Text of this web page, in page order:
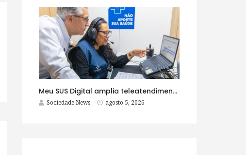
Meu SUS Digital amplia teleatendimentos para pessoas com problemas com jogos e apostas
Sociedade News agosto 5, 2026